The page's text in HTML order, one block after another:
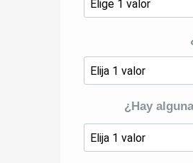
¿Hay